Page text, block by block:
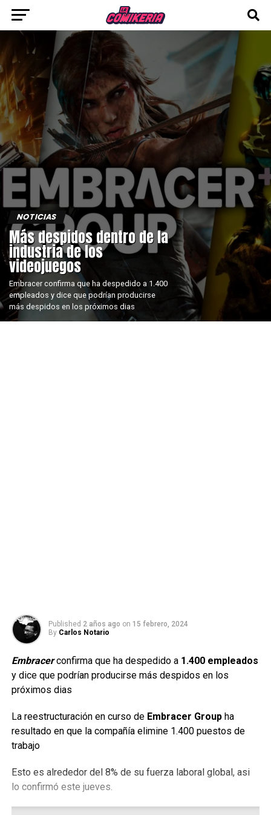
NOTICIAS
Más despidos dentro de la
industria de los
videojuegos
Embracer confirma que ha despedido a 1.400
empleados y dice que podrían producirse
más despidos en los próximos dias
Published 2 años ago on 15 febrero, 2024
By Carlos Notario
Embracerconfirma que ha despedido a1.400 empleados
y dice que podrían producirse más despidos en los
próximos dias
La reestructuración en curso deEmbracer Groupha
resultado en que la compañía elimine 1.400 puestos de
trabajo
Esto es alrededor del 8% de su fuerza laboral global, asi
lo confirmó este jueves.